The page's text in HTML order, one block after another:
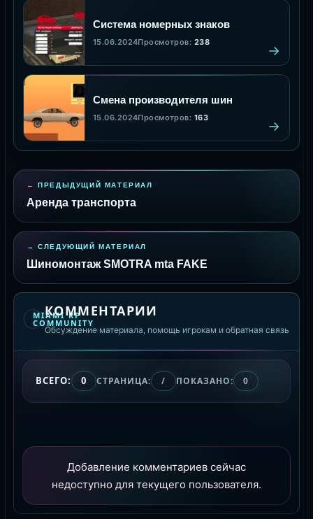
Система номерных знаков
15.06.2024Просмотров: 238
Смена производителя шин
15.06.2024Просмотров: 163
ПРЕДЫДУЩИЙ МАТЕРИАЛ
Аренда транспорта
СЛЕДУЮЩИЙ МАТЕРИАЛ
Шиномонтаж SMOTRA mta FAKE
MIAMI RP
COMMUNITY
КОММЕНТАРИИ
Обсуждение материала, помощь игрокам и обратная связь
ВСЕГО: 0 СТРАНИЦА: / ПОКАЗАНО: 0
Добавление комментариев сейчас
недоступно для текущего пользователя.